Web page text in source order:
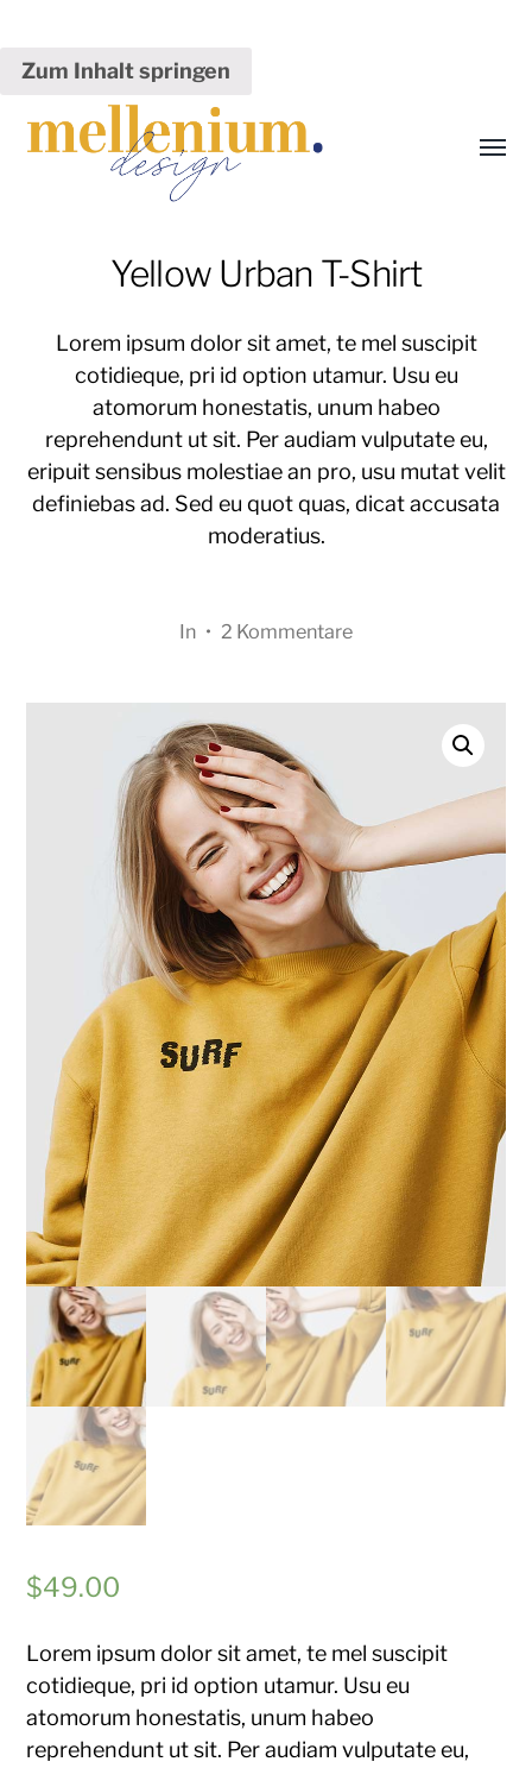
Zum Inhalt springen
Mélanie
Fischer
Menü
Yellow Urban T-Shirt
Lorem ipsum dolor sit amet, te mel suscipit
cotidieque, pri id option utamur. Usu eu
atomorum honestatis, unum habeo
reprehendunt ut sit. Per audiam vulputate eu,
eripuit sensibus molestiae an pro, usu mutat velit
definiebas ad. Sed eu quot quas, dicat accusata
moderatius.
In • 2 Kommentare
$49.00
Lorem ipsum dolor sit amet, te mel suscipit
cotidieque, pri id option utamur. Usu eu
atomorum honestatis, unum habeo
reprehendunt ut sit. Per audiam vulputate eu,